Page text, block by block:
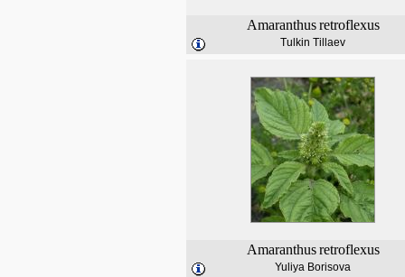
Amaranthus retroflexus
Tulkin Tillaev
Amaranthus retroflexus
Yuliya Borisova